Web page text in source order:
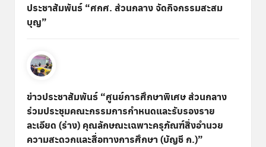
ประชาสัมพันธ์ “ศกศ. ส่วนกลาง จัดกิจกรรมสะสม
บุญ”
ข่าวประชาสัมพันธ์ “ศูนย์การศึกษาพิเศษ ส่วนกลาง
ร่วมประชุมคณะกรรมการกำหนดและรับรองราย
ละเอียด (ร่าง) คุณลักษณะเฉพาะครุภัณฑ์สิ่งอำนวย
ความสะดวกและสื่อทางการศึกษา (บัญชี ก.)”